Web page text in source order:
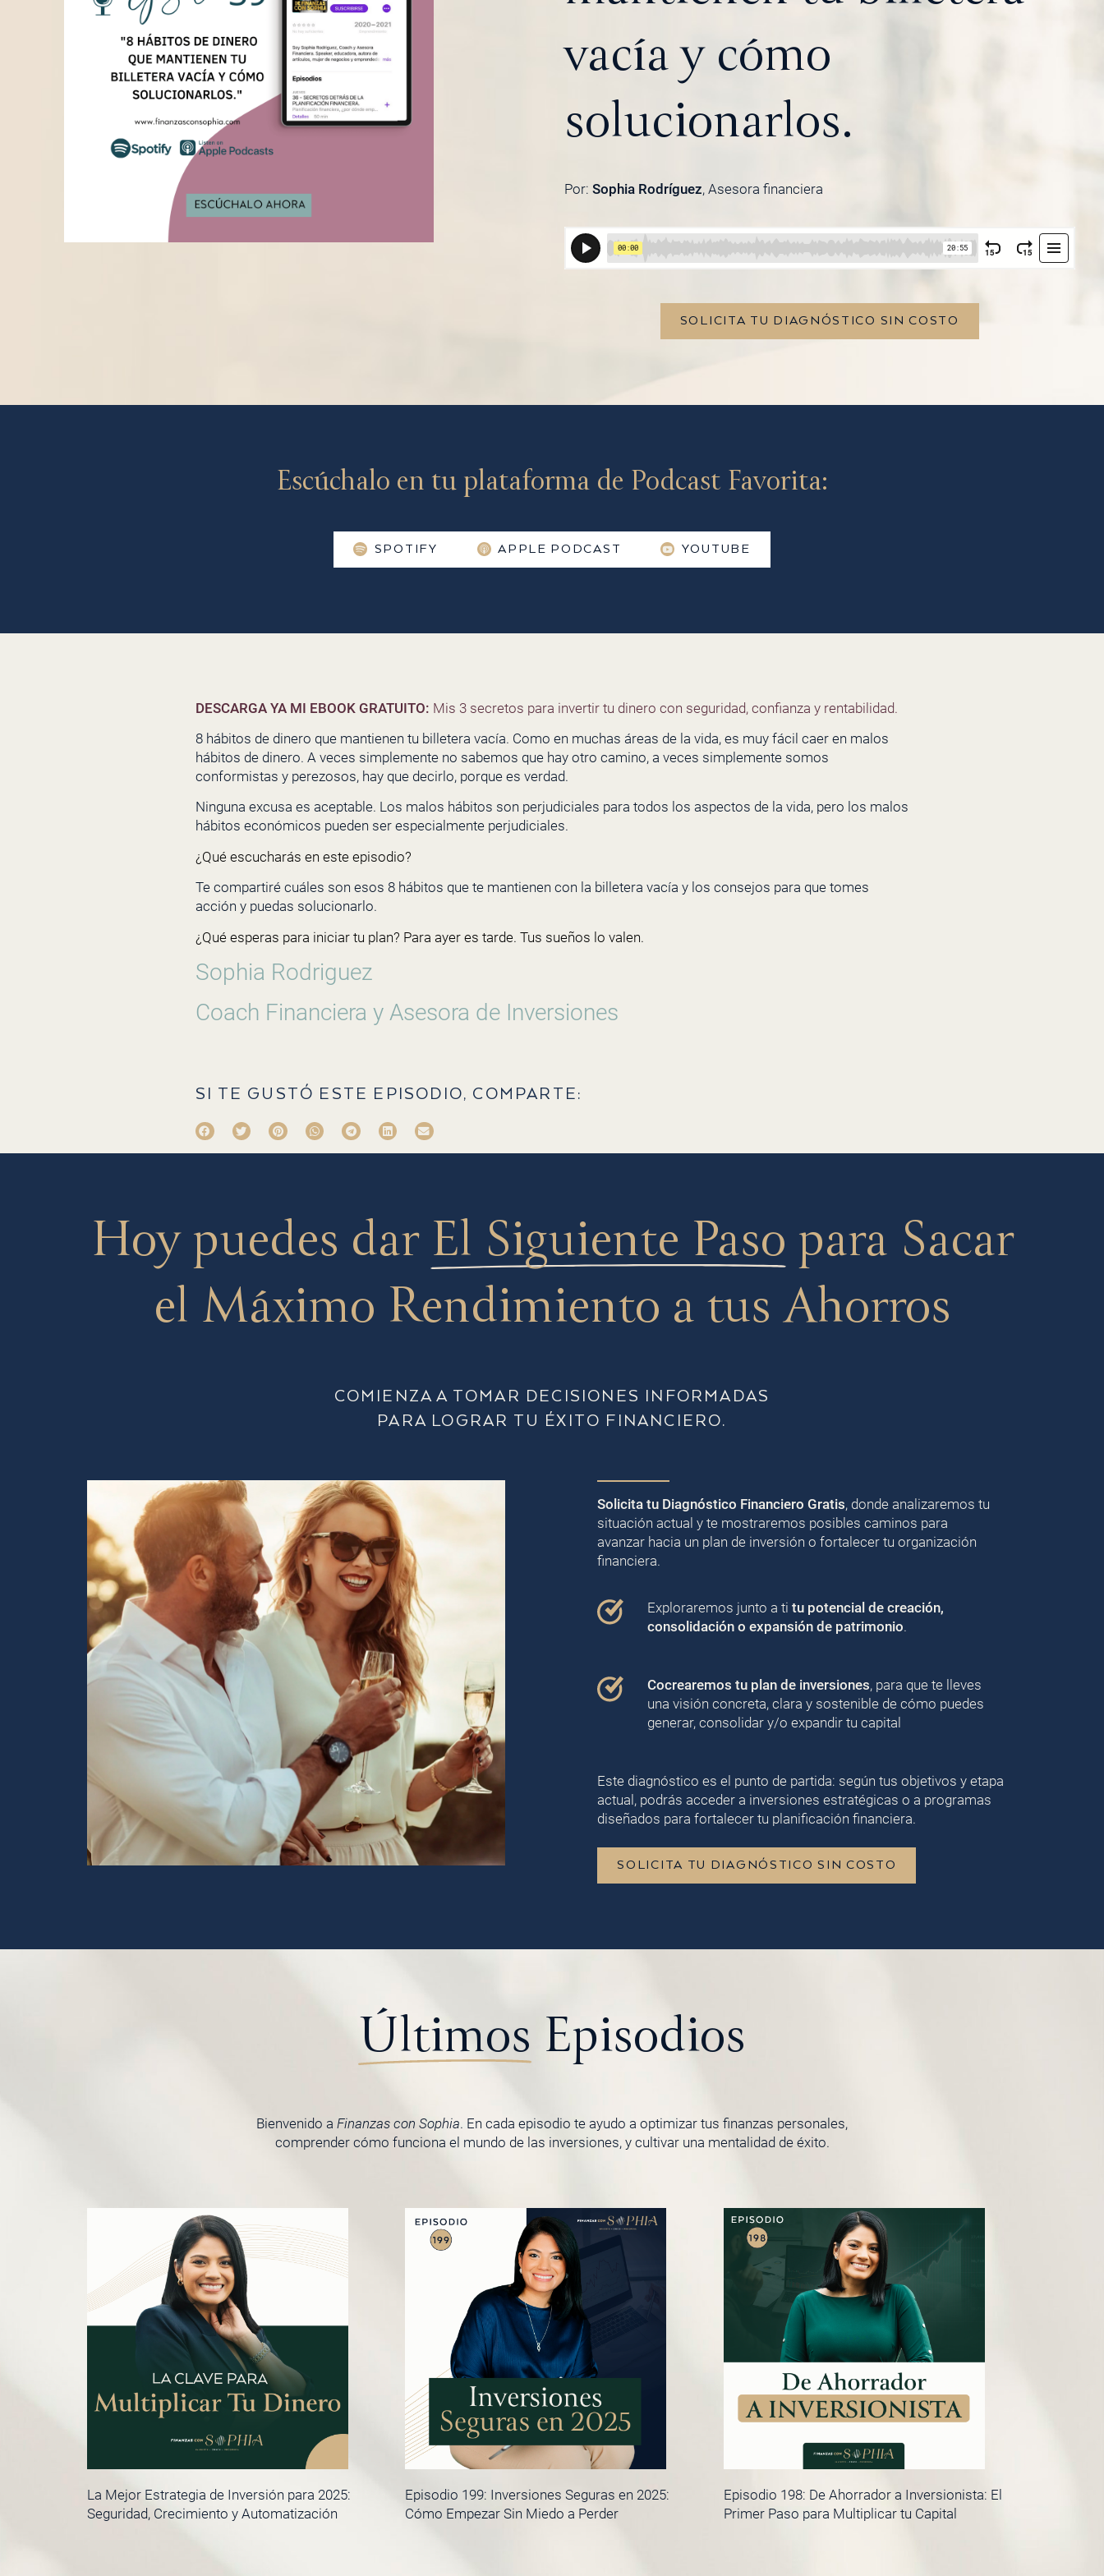
vacía y cómo
solucionarlos.
Por: Sophia Rodríguez, Asesora financiera
SOLICITA TU DIAGNÓSTICO SIN COSTO
Escúchalo en tu plataforma de Podcast Favorita:
SPOTIFY APPLE PODCAST YOUTUBE
DESCARGA YA MI EBOOK GRATUITO: Mis 3 secretos para invertir tu dinero con seguridad, confianza y rentabilidad.
8 hábitos de dinero que mantienen tu billetera vacía. Como en muchas áreas de la vida, es muy fácil caer en malos
hábitos de dinero. A veces simplemente no sabemos que hay otro camino, a veces simplemente somos
conformistas y perezosos, hay que decirlo, porque es verdad.
Ninguna excusa es aceptable. Los malos hábitos son perjudiciales para todos los aspectos de la vida, pero los malos
hábitos económicos pueden ser especialmente perjudiciales.
¿Qué escucharás en este episodio?
Te compartiré cuáles son esos 8 hábitos que te mantienen con la billetera vacía y los consejos para que tomes
acción y puedas solucionarlo.
¿Qué esperas para iniciar tu plan? Para ayer es tarde. Tus sueños lo valen.
Sophia Rodriguez
Coach Financiera y Asesora de Inversiones
SI TE GUSTÓ ESTE EPISODIO, COMPARTE:
Hoy puedes dar El Siguiente Paso para Sacar
el Máximo Rendimiento a tus Ahorros
COMIENZA A TOMAR DECISIONES INFORMADAS
PARA LOGRAR TU ÉXITO FINANCIERO.
Solicita tu Diagnóstico Financiero Gratis, donde analizaremos tu
situación actual y te mostraremos posibles caminos para
avanzar hacia un plan de inversión o fortalecer tu organización
financiera.
Exploraremos junto a titu potencial de creación,
consolidación o expansión de patrimonio.
Cocrearemos tu plan de inversiones, para que te lleves
una visión concreta, clara y sostenible de cómo puedes
generar, consolidar y/o expandir tu capital
Este diagnóstico es el punto de partida: según tus objetivos y etapa
actual, podrás acceder a inversiones estratégicas o a programas
diseñados para fortalecer tu planificación financiera.
SOLICITA TU DIAGNÓSTICO SIN COSTO
Últimos Episodios
Bienvenido a Finanzas con Sophia. En cada episodio te ayudo a optimizar tus finanzas personales,
comprender cómo funciona el mundo de las inversiones, y cultivar una mentalidad de éxito.
La Mejor Estrategia de Inversión para 2025:
Seguridad, Crecimiento y Automatización
Episodio 199: Inversiones Seguras en 2025:
Cómo Empezar Sin Miedo a Perder
Episodio 198: De Ahorrador a Inversionista: El
Primer Paso para Multiplicar tu Capital